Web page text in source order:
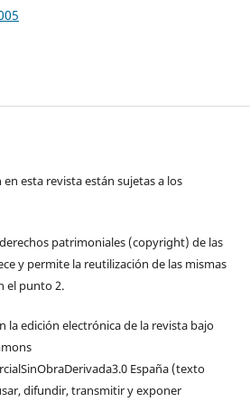
esta revista están sujetas a los
patrimoniales (copyright) de las
y permite la reutilización de las mismas
el punto 2.
la edición electrónica de la revista bajo
España (texto
difundir, transmitir y exponer